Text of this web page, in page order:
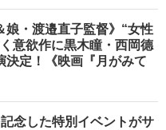
娘・渡邉直子監督》“女性
意欲作に黒木瞳・西岡德
決定！《映画『月がみて
念した特別イベントがサ